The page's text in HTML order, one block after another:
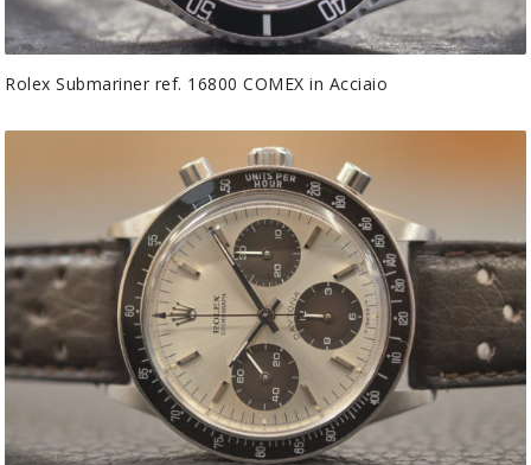
Rolex Submariner ref. 16800 COMEX in Acciaio